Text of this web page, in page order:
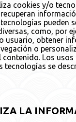
cookies y/o
pueden
como, por
usuario, obtener
o
contenido. Los
tecnologías se
LA